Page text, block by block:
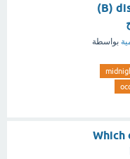
(B)
بواسطة